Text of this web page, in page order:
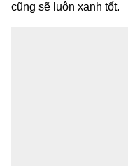
cũng sẽ luôn xanh tốt.